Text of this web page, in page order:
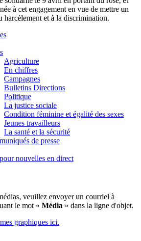
à cet engagement en vue de mettre un
harcèlement et à la discrimination.
Agriculture
En chiffres
Campagnes
Bulletins Directions
Politique
La justice sociale
Condition féminine et égalité des sexes
Jeunes travailleurs
La santé et la sécurité
de presse
nouvelles en direct
veuillez envoyer un courriel à
le mot « Média » dans la ligne d'objet.
graphiques ici.